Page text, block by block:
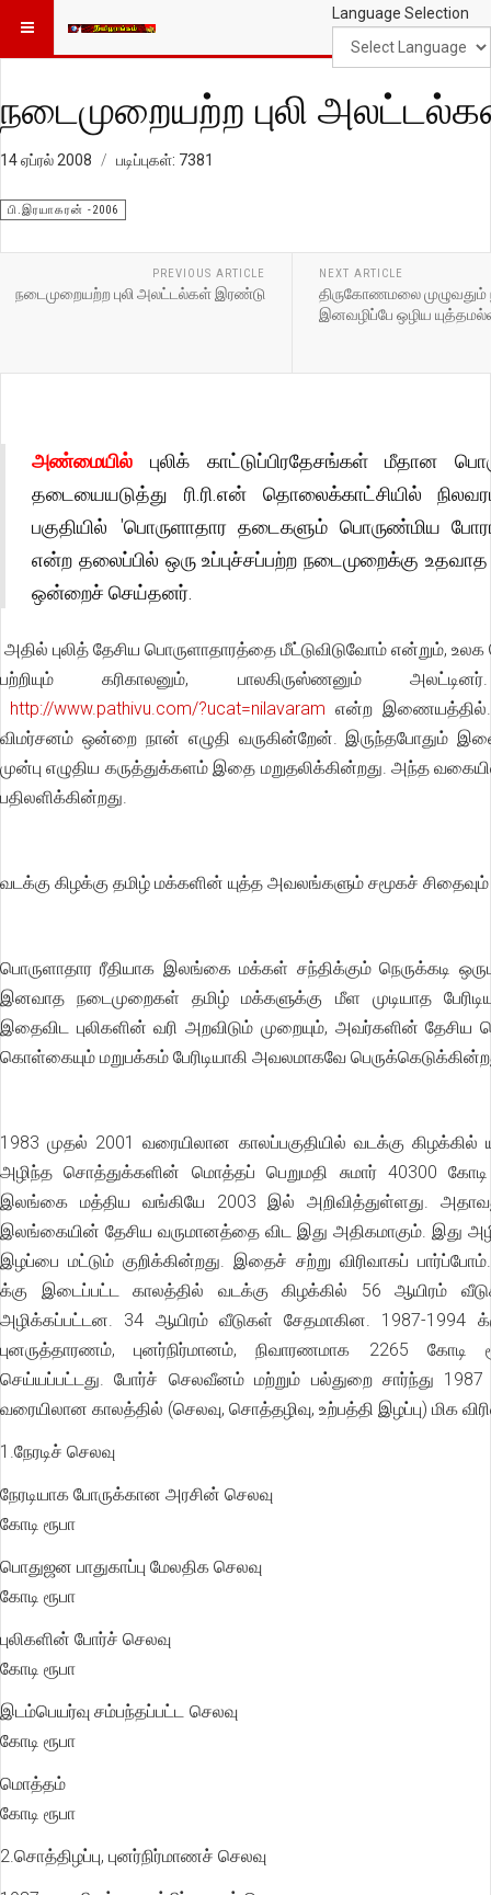
Language Selection
நடைமுறையற்ற புலி
14 ஏப்ரல் 2008 படிப்புகள்: 7381
பி.இரயாகரன் -2006
PREVIOUS ARTICLE
நடைமுறையற்ற புலி அலட்டல்கள் இரண்டு
NEXT ARTICLE
திருகோணமலை முழுவதும்
இனவழிப்பே ஒழிய
அண்மையில் புலிக் காட்டுப்பிரதேசங்கள் மீதான
தடையையடுத்து ரி.ரி.என் தொலைக்காட்சியில்
பகுதியில் 'பொருளாதார தடைகளும் பொருண்மிய
என்ற தலைப்பில் ஒரு உப்புச்சப்பற்ற நடைமுறைக்கு உதவாத
ஒன்றைச் செய்தனர்.
அதில் புலித் தேசிய பொருளாதாரத்தை மீட்டுவிடுவோம் என்றும்,
பற்றியும் கரிகாலனும், பாலகிருஸ்ணனும்
http://www.pathivu.com/?ucat=nilavaram என்ற இணையத்தில்.
விமர்சனம் ஒன்றை நான் எழுதி வருகின்றேன். இருந்தபோதும்
முன்பு எழுதிய கருத்துக்களம் இதை மறுதலிக்கின்றது. அந்த
பதிலளிக்கின்றது.
வடக்கு கிழக்கு தமிழ் மக்களின் யுத்த அவலங்களும் சமூகச் சிதைவும்
பொருளாதார ரீதியாக இலங்கை மக்கள் சந்திக்கும் நெருக்கடி
இனவாத நடைமுறைகள் தமிழ் மக்களுக்கு மீள முடியாத
இதைவிட புலிகளின் வரி அறவிடும் முறையும், அவர்களின் தேசிய
கொள்கையும் மறுபக்கம் பேரிடியாகி அவலமாகவே
1983 முதல் 2001 வரையிலான காலப்பகுதியில் வடக்கு கிழக்கில்
அழிந்த சொத்துக்களின் மொத்தப் பெறுமதி சுமார் 40300 கோடி
இலங்கை மத்திய வங்கியே 2003 இல் அறிவித்துள்ளது.
இலங்கையின் தேசிய வருமானத்தை விட இது அதிகமாகும். இது
இழப்பை மட்டும் குறிக்கின்றது. இதைச் சற்று விரிவாகப்
க்கு இடைப்பட்ட காலத்தில் வடக்கு கிழக்கில் 56 ஆயிரம்
அழிக்கப்பட்டன. 34 ஆயிரம் வீடுகள் சேதமாகின. 1987-1994
புனருத்தாரணம், புனர்நிர்மானம், நிவாரணமாக 2265 கோடி
செய்யப்பட்டது. போர்ச் செலவீனம் மற்றும் பல்துறை சார்ந்து
வரையிலான காலத்தில் (செலவு, சொத்தழிவு, உற்பத்தி இழப்பு) மிக
1.நேரடிச் செலவு
நேரடியாக போருக்கான அரசின்
கோடி ரூபா
பொதுஜன பாதுகாப்பு மேலதிக
கோடி ரூபா
புலிகளின் போர்ச் செலவு
கோடி ரூபா
இடம்பெயர்வு சம்பந்தப்பட்ட
கோடி ரூபா
மொத்தம்
கோடி ரூபா
2.சொத்திழப்பு, புனர்நிர்மாணச் செலவு